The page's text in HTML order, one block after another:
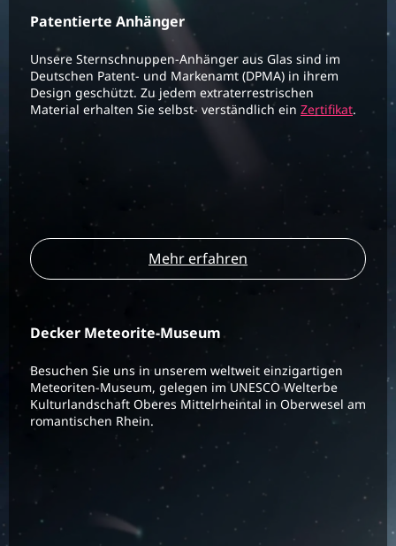
Patentierte Anhänger
Unsere Sternschnuppen-Anhänger aus Glas sind im
Deutschen Patent- und Markenamt (DPMA) in ihrem
Design geschützt. Zu jedem extraterrestrischen
Material erhalten Sie selbst- verständlich ein Zertifikat.
Mehr erfahren
Decker Meteorite-Museum
Besuchen Sie uns in unserem weltweit einzigartigen
Meteoriten-Museum, gelegen im UNESCO Welterbe
Kulturlandschaft Oberes Mittelrheintal in Oberwesel am
romantischen Rhein.